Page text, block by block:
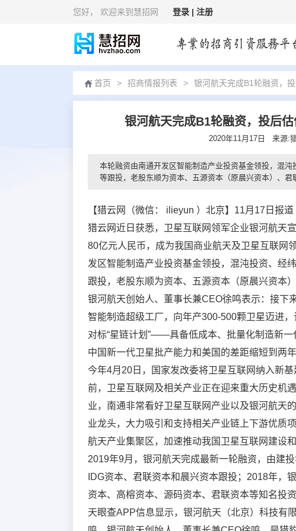
您好， 欢迎来到慧招网 登录 | 注册
首页 > 招商情报列表 > 银河航天完成B1轮融资，
银河航天完成B1轮融资，投后
2020年11月17日 来源:
本轮融资由南通开发区智能制造产业投资基金领投，混
等跟投，老股东顺为资本、五源资本（原晨兴资本）、君
【猎云网（微信： ilieyun ）北京】11月17日报道
猎云网近日获悉，卫星互联网领军企业银河航天
80亿元人民币，成为我国商业航天及卫星互联网
发区智能制造产业投资基金领投，混沌投资、经
跟投，老股东顺为资本、五源资本（原晨兴资本
银河航天创始人、董事长兼CEO徐鸣表示：接下
智能制造超级工厂，向年产300-500颗卫星迈进
对标“星链计划”——具备低成本、批量化制造新
中国新一代卫星批产能力和美国的差距缩短到两年
今年4月20日，国家发改委将卫星互联网纳入新
前，卫星互联网及相关产业正在迎来重大历史机
业，南通非常看好卫星互联网产业以及银河航天
业龙头，大力吸引和支持相关产业链上下游优质
航天产业集聚区，加速推动我国卫星互联网建设
2019年9月，银河航天完成最新一轮融资，由建
IDG资本、君联资本和晨兴资本跟投；2018年，
资本、高榕资本、源码资本、君联资本等知名投资
天眼查APP信息显示，银河航天（北京）科技有
*联